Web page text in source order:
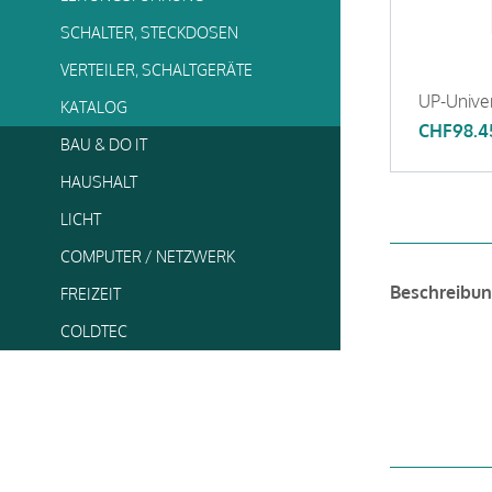
SCHALTER, STECKDOSEN
VERTEILER, SCHALTGERÄTE
KATALOG
BAU & DO IT
HAUSHALT
LICHT
COMPUTER / NETZWERK
FREIZEIT
COLDTEC
UP-
CHF